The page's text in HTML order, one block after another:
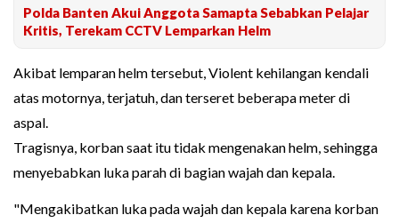
Polda Banten Akui Anggota Samapta Sebabkan Pelajar
Kritis, Terekam CCTV Lemparkan Helm
Akibat lemparan helm tersebut, Violent kehilangan kendali
atas motornya, terjatuh, dan terseret beberapa meter di
aspal.
Tragisnya, korban saat itu tidak mengenakan helm, sehingga
menyebabkan luka parah di bagian wajah dan kepala.
"Mengakibatkan luka pada wajah dan kepala karena korban